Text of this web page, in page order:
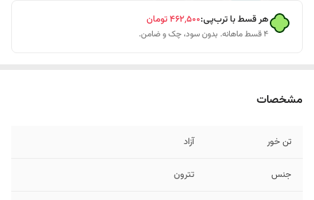
هر قسط با ترب‌پی:۴۶۲٬۵۰۰تومان
۴ قسط ماهانه. بدون سود، چک و ضامن.
مشخصات
تن خور آزاد
جنس تترون